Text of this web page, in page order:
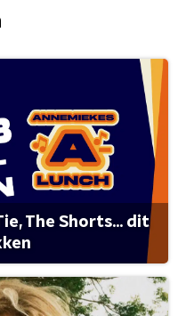
The Shorts... dit